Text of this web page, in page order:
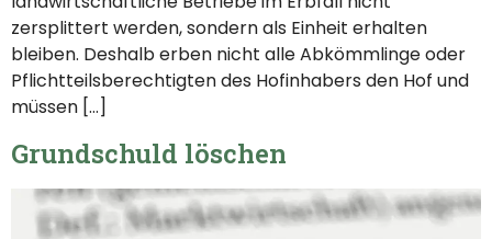
zersplittert werden, sondern als Einheit erhalten
bleiben. Deshalb erben nicht alle Abkömmlinge oder
Pflichtteilsberechtigten des Hofinhabers den Hof und
müssen […]
Grundschuld löschen